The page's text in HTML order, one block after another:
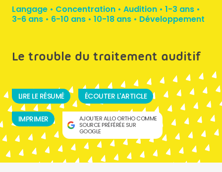
Langage • Concentration • Audition • 1-3 ans •
3-6 ans • 6-10 ans • 10-18 ans • Développement
Le trouble du traitement auditif
LIRE LE RÉSUMÉ ÉCOUTER L'ARTICLE
IMPRIMER
AJOUTER ALLO ORTHO COMME
SOURCE PRÉFÉRÉE SUR
GOOGLE